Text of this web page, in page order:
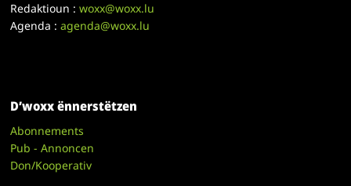
Redaktioun :woxx@woxx.lu
Agenda :agenda@woxx.lu
D’woxx ënnerstëtzen
Abonnements
Pub - Annoncen
Don/Kooperativ